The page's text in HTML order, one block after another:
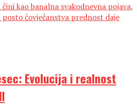
kao banalna svakodnevna pojava,
posto čovječanstva prednost daje
Evolucija i realnost